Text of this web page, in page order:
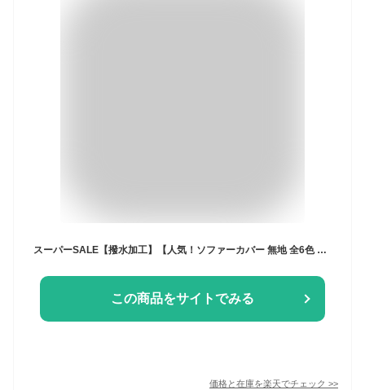
スーパーSALE【撥水加工】【人気！ソファーカバー 無地 全6色 ソファーカバー2人掛け 3人掛け 肘あり 一人掛け L字型 カウチソファー ソファーマット 北欧 ソファー シーツ 肘掛け 防塵 保護 清潔簡単 犬 猫 ペット 防水シート 滑り止め 爪とぎ防止 四季適用 洗える 送料無料
この商品をサイトでみる
価格と在庫を楽天でチェック >>